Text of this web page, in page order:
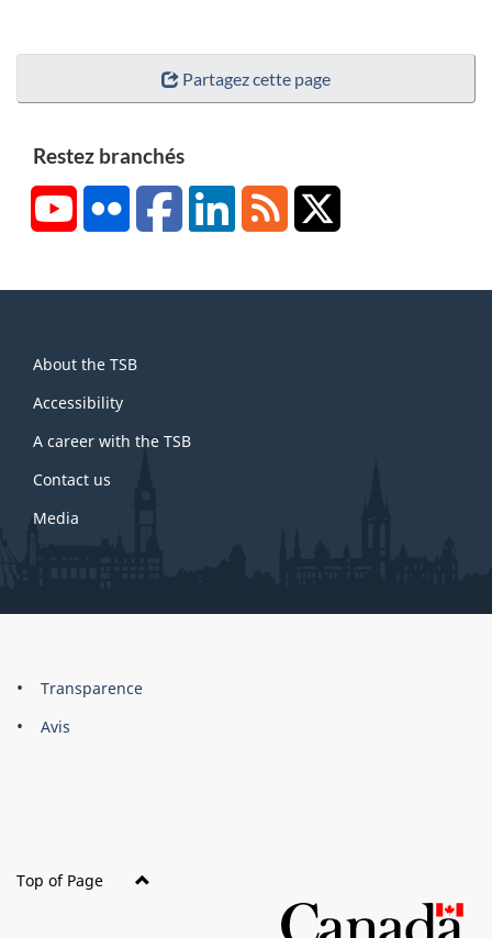
Partagez cette page
Restez branchés
YouTubeFlickr FacebookLinkedInRSS
this
site
About the TSB
Accessibility
A career with the TSB
Contact us
Media
About
this
Brand
Transparence
Avis
Top of Page